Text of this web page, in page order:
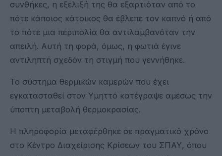
συνθήκες, η εξέλιξή της θα εξαρτιόταν από το
πότε κάποιος κάτοικος θα έβλεπε τον καπνό ή από
το πότε μια περιπολία θα αντιλαμβανόταν την
απειλή. Αυτή τη φορά, όμως, η φωτιά έγινε
αντιληπτή σχεδόν τη στιγμή που γεννήθηκε.
Το σύστημα θερμικών καμερών που έχει
εγκατασταθεί στον Υμηττό κατέγραψε αμέσως την
ύποπτη μεταβολή θερμοκρασίας.
Η πληροφορία μεταφέρθηκε σε πραγματικό χρόνο
στο Κέντρο Διαχείρισης Κρίσεων του ΣΠΑΥ, όπου